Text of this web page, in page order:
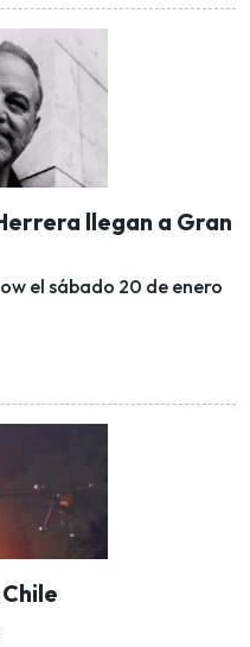
llegan a Gran
el sábado 20 de enero